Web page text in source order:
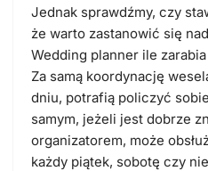
Jednak sprawdźmy, czy
że warto zastanowić się
Wedding planner ile
Za samą koordynację
dniu, potrafią policzyć
samym, jeżeli jest dobrze
organizatorem, może
każdy piątek, sobotę czy